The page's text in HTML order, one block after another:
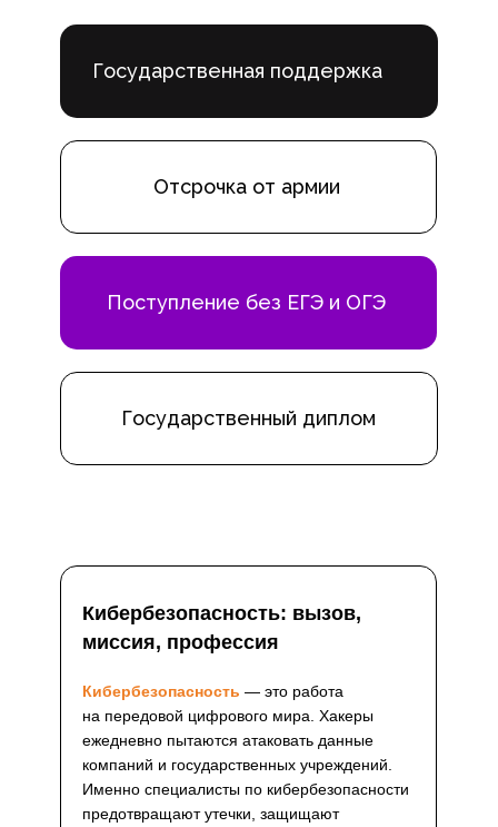
Государственный диплом
Отсрочка от армии
Государственная поддержка
Поступление без ЕГЭ и ОГЭ
Кибербезопасность: вызов,
миссия, профессия
Кибербезопасность — это работа
на передовой цифрового мира. Хакеры
ежедневно пытаются атаковать данные
компаний и государственных учреждений.
Именно специалисты по кибербезопасности
предотвращают утечки, защищают